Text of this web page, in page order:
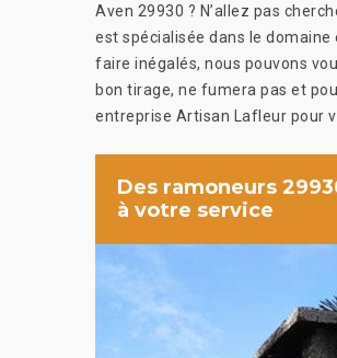
Aven 29930 ? N’allez pas
est spécialisée dans le domaine
faire inégalés, nous pouvons
bon tirage, ne fumera pas et
entreprise Artisan Lafleur pour
Des ramoneurs
à votre service